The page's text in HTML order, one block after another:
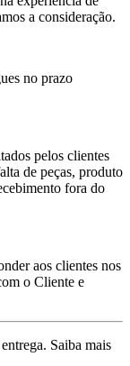
a consideração.
no prazo
pelos clientes
de peças, produto
fora do
aos clientes nos
o Cliente e
Saiba mais